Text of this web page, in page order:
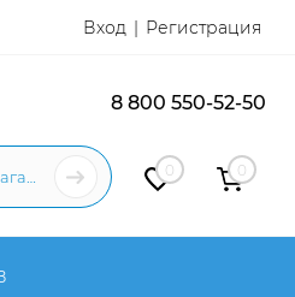
Вход Регистрация
8 800 550-52-50
0 0